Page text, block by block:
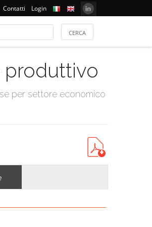
Contatti Login
produttivo
per settore economico